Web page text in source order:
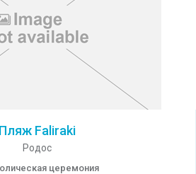
Пляж Faliraki
Родос
церемония